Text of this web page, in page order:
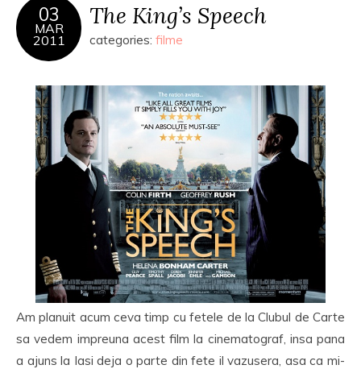
03
MAR
2011
The King’s Speech
categories: filme
Am planuit acum ceva timp cu fetele de la Clubul de Carte
sa vedem impreuna acest film la cinematograf, insa pana
a ajuns la Iasi deja o parte din fete il vazusera, asa ca mi-